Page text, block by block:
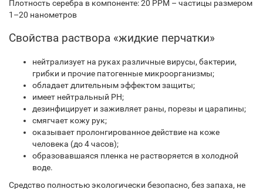
Плотность серебра в компоненте: 20 PPM – частицы размером
1–20 нанометров
Свойства раствора «жидкие перчатки»
нейтрализует на руках различные вирусы, бактерии,
грибки и прочие патогенные микроорганизмы;
обладает длительным эффектом защиты;
имеет нейтральный PH;
дезинфицирует и заживляет раны, порезы и царапины;
смягчает кожу рук;
оказывает пролонгированное действие на коже
человека (до 4 часов);
образовавшаяся пленка не растворяется в холодной
воде.
Средство полностью экологически безопасно, без запаха, не